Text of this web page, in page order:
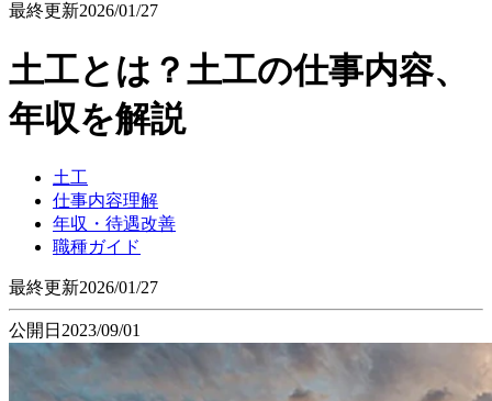
最終更新2026/01/27
土工とは？土工の仕事内容、
年収を解説
土工
仕事内容理解
年収・待遇改善
職種ガイド
最終更新2026/01/27
公開日 2023/09/01